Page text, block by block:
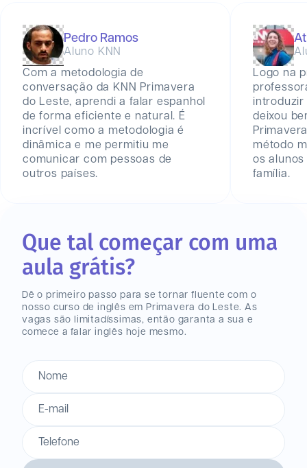
Pedro Ramos
Aluno KNN
Com a metodologia de
conversação da KNN Primavera
do Leste, aprendi a falar espanhol
de forma eficiente e natural. É
incrível como a metodologia é
dinâmica e me permitiu me
comunicar com pessoas de
outros países.
Logo na
introduzir
deixou
método
os
família.
Que tal começar com uma
aula grátis?
Dê o primeiro passo para se tornar fluente com o
nosso curso de inglês em Primavera do Leste. As
vagas são limitadíssimas, então garanta a sua e
comece a falar inglês hoje mesmo.
Nome
E-mail
Telefone